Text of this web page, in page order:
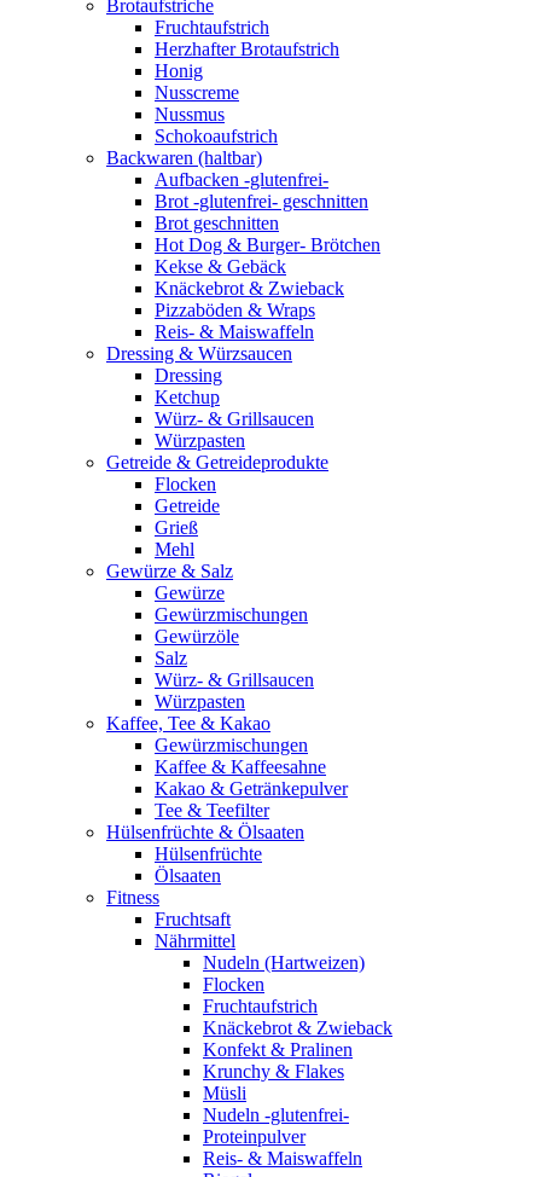
Brotaufstriche
Fruchtaufstrich
Herzhafter Brotaufstrich
Honig
Nusscreme
Nussmus
Schokoaufstrich
Backwaren (haltbar)
Aufbacken -glutenfrei-
Brot -glutenfrei- geschnitten
Brot geschnitten
Hot Dog & Burger- Brötchen
Kekse & Gebäck
Knäckebrot & Zwieback
Pizzaböden & Wraps
Reis- & Maiswaffeln
Dressing & Würzsaucen
Dressing
Ketchup
Würz- & Grillsaucen
Würzpasten
Getreide & Getreideprodukte
Flocken
Getreide
Grieß
Mehl
Gewürze & Salz
Gewürze
Gewürzmischungen
Gewürzöle
Salz
Würz- & Grillsaucen
Würzpasten
Kaffee, Tee & Kakao
Gewürzmischungen
Kaffee & Kaffeesahne
Kakao & Getränkepulver
Tee & Teefilter
Hülsenfrüchte & Ölsaaten
Hülsenfrüchte
Ölsaaten
Fitness
Fruchtsaft
Nährmittel
Nudeln (Hartweizen)
Flocken
Fruchtaufstrich
Knäckebrot & Zwieback
Konfekt & Pralinen
Krunchy & Flakes
Müsli
Nudeln -glutenfrei-
Proteinpulver
Reis- & Maiswaffeln